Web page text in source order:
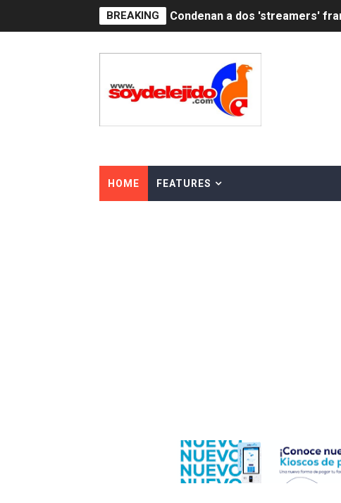
BREAKING Nuevo Código Penal: hasta 20
Tasa del dólar jueves 06 de
Indomet pronostica
Gobierno español afirma
Operativo en Barahona:
HOME FEATURES